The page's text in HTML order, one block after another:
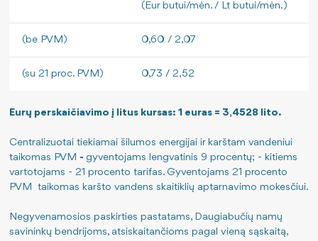
(Eur butui/mėn. / Lt butui/mėn.)
(be PVM) 0,60 / 2,07
(su 21 proc. PVM) 0,73 / 2,52
Eurų perskaičiavimo į litus kursas: 1 euras = 3,4528 lito.
Centralizuotai tiekiamai šilumos energijai ir karštam vandeniui
taikomas PVM - gyventojams lengvatinis 9 procentų; - kitiems
vartotojams - 21 procento tarifas. Gyventojams 21 procento
PVM taikomas karšto vandens skaitiklių aptarnavimo mokesčiui.
Negyvenamosios paskirties pastatams, Daugiabučių namų
savininkų bendrijoms, atsiskaitančioms pagal vieną sąskaitą,